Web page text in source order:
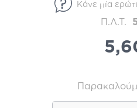
Κάνε μία
Π.Λ.Τ.